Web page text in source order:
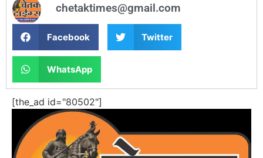
chetaktimes@gmail.com
Facebook Twitter
WhatsApp
[the_ad id="80502"]